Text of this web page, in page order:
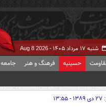
شنبه ۱۷ مرداد ۱۴۰۵ - Aug 8 2026
حسینیه فرهنگ و هنر جامعه
۲۷ دی ۱۳۸۹ - ۱۳:۵۵